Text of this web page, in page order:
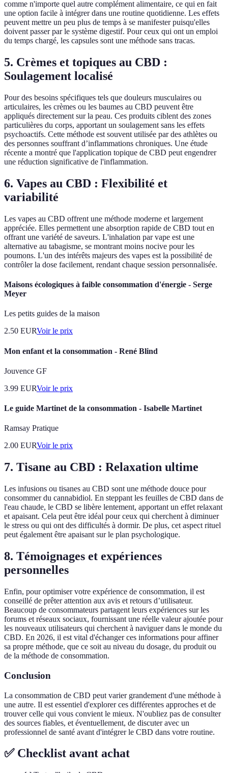
comme n'importe quel autre complément alimentaire, ce qui en fait
une option facile à intégrer dans une routine quotidienne. Les effets
peuvent mettre un peu plus de temps à se manifester puisqu'elles
doivent passer par le système digestif. Pour ceux qui ont un emploi
du temps chargé, les capsules sont une méthode sans tracas.
5. Crèmes et topiques au CBD :
Soulagement localisé
Pour des besoins spécifiques tels que douleurs musculaires ou
articulaires, les crèmes ou les baumes au CBD peuvent être
appliqués directement sur la peau. Ces produits ciblent des zones
particulières du corps, apportant un soulagement sans les effets
psychoactifs. Cette méthode est souvent utilisée par des athlètes ou
des personnes souffrant d’inflammations chroniques. Une étude
récente a montré que l'application topique de CBD peut engendrer
une réduction significative de l'inflammation.
6. Vapes au CBD : Flexibilité et
variabilité
Les vapes au CBD offrent une méthode moderne et largement
appréciée. Elles permettent une absorption rapide de CBD tout en
offrant une variété de saveurs. L'inhalation par vape est une
alternative au tabagisme, se montrant moins nocive pour les
poumons. L'un des intérêts majeurs des vapes est la possibilité de
contrôler la dose facilement, rendant chaque session personnalisée.
Maisons écologiques à faible consommation d'énergie - Serge
Meyer
Les petits guides de la maison
2.50 EURVoir le prix
Mon enfant et la consommation - René Blind
Jouvence GF
3.99 EURVoir le prix
Le guide Martinet de la consommation - Isabelle Martinet
Ramsay Pratique
2.00 EURVoir le prix
7. Tisane au CBD : Relaxation ultime
Les infusions ou tisanes au CBD sont une méthode douce pour
consommer du cannabidiol. En steppant les feuilles de CBD dans de
l'eau chaude, le CBD se libère lentement, apportant un effet relaxant
et apaisant. Cela peut être idéal pour ceux qui cherchent à diminuer
le stress ou qui ont des difficultés à dormir. De plus, cet aspect rituel
peut également être apaisant sur le plan psychologique.
8. Témoignages et expériences
personnelles
Enfin, pour optimiser votre expérience de consommation, il est
conseillé de prêter attention aux avis et retours d’utilisateur.
Beaucoup de consommateurs partagent leurs expériences sur les
forums et réseaux sociaux, fournissant une réelle valeur ajoutée pour
les nouveaux utilisateurs qui cherchent à naviguer dans le monde du
CBD. En 2026, il est vital d'échanger ces informations pour affiner
sa propre méthode, que ce soit au niveau du dosage, du produit ou
de la méthode de consommation.
Conclusion
La consommation de CBD peut varier grandement d'une méthode à
une autre. Il est essentiel d'explorer ces différentes approches et de
trouver celle qui vous convient le mieux. N'oubliez pas de consulter
des sources fiables, et éventuellement, de discuter avec un
professionnel de santé avant d'intégrer le CBD dans votre routine.
✅ Checklist avant achat